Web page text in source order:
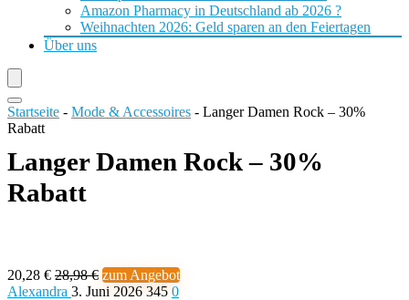
Amazon Pharmacy in Deutschland ab 2026 ?
Weihnachten 2026: Geld sparen an den Feiertagen
Über uns
Startseite - Mode & Accessoires - Langer Damen Rock – 30%
Rabatt
Langer Damen Rock – 30%
Rabatt
20,28 € 28,98 € zum Angebot
Alexandra 3. Juni 2026 345 0